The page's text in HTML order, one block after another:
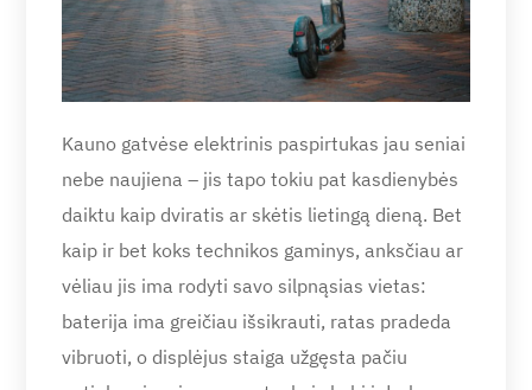
Kauno gatvėse elektrinis paspirtukas jau seniai
nebe naujiena – jis tapo tokiu pat kasdienybės
daiktu kaip dviratis ar skėtis lietingą dieną. Bet
kaip ir bet koks technikos gaminys, anksčiau ar
vėliau jis ima rodyti savo silpnąsias vietas:
baterija ima greičiau išsikrauti, ratas pradeda
vibruoti, o displėjus staiga užgęsta pačiu